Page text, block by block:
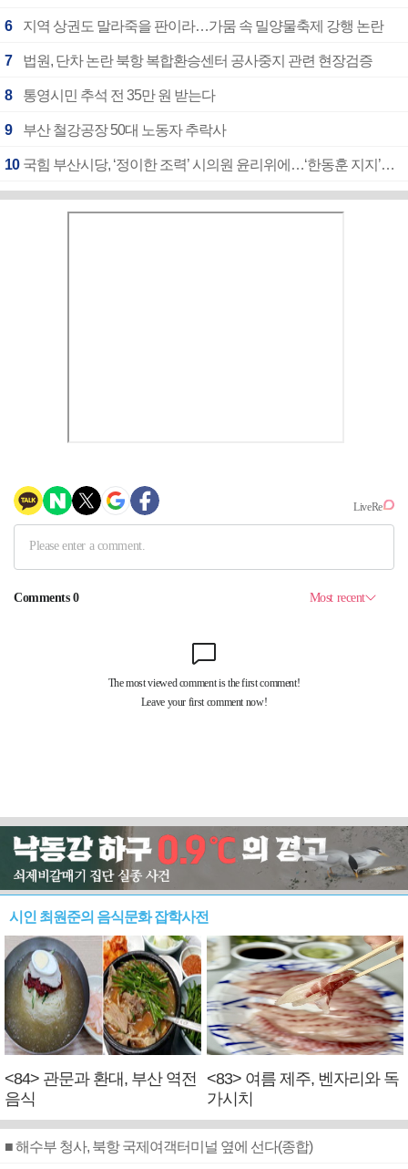
6 지역 상권도 말라죽을 판이라…가뭄 속 밀양물축제 강행 논란
7 법원, 단차 논란 북항 복합환승센터 공사중지 관련 현장검증
8 통영시민 추석 전 35만 원 받는다
9 부산 철강공장 50대 노동자 추락사
10 국힘 부산시당, ‘정이한 조력’ 시의원 윤리위에…‘한동훈 지지’도 신고접수
시인 최원준의 음식문화 잡학사전
<84> 관문과 환대, 부산 역전
음식
<83> 여름 제주, 벤자리와 독
가시치
■ 해수부 청사, 북항 국제여객터미널 옆에 선다(종합)